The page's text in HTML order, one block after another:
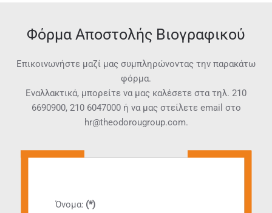
Φόρμα Αποστολής Βιογραφικού
Επικοινωνήστε μαζί μας συμπληρώνοντας την παρακάτω
φόρμα.
Εναλλακτικά, μπορείτε να μας καλέσετε στα τηλ. 210
6690900, 210 6047000ή να μας στείλετε email στο
hr@theodorougroup.com.
Όνομα: (*)